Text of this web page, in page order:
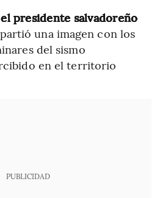
el presidente salvadoreño
una imagen con los
del sismo
en el territorio
PUBLICIDAD